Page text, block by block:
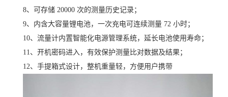
8、可存储 20000 次的测量历史记录；
9、内含大容量锂电池，一次充电可连续测量 72 小时；
10、流量计内置智能化电源管理系统，延长电池使用寿命；
11、开机密码进入，有效保护测量比对数据及结果；
12、手提箱式设计，整机重量轻，方便用户携带